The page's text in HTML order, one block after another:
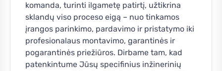
komanda, turinti ilgametę patirtį, užtikrina
sklandų viso proceso eigą – nuo tinkamos
įrangos parinkimo, pardavimo ir pristatymo iki
profesionalaus montavimo, garantinės ir
pogarantinės priežiūros. Dirbame tam, kad
patenkintume Jūsų specifinius inžinerinių